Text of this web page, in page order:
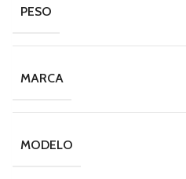
PESO
MARCA
MODELO